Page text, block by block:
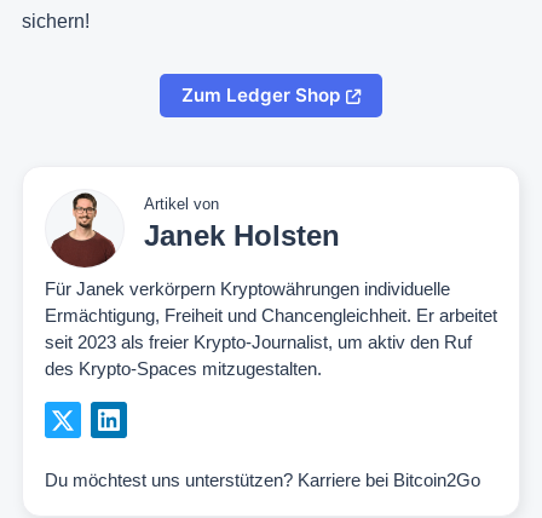
sichern!
Zum Ledger Shop
Artikel von
Janek Holsten
Für Janek verkörpern Kryptowährungen individuelle
Ermächtigung, Freiheit und Chancengleichheit. Er arbeitet
seit 2023 als freier Krypto-Journalist, um aktiv den Ruf
des Krypto-Spaces mitzugestalten.
Du möchtest uns unterstützen? Karriere bei Bitcoin2Go